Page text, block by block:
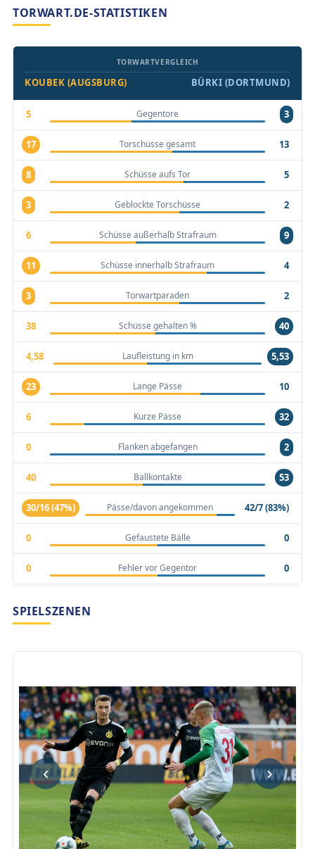
TORWART.DE-STATISTIKEN
KOUBEK (AUGSBURG)
TORWARTVERGLEICH
BÜRKI (DORTMUND)
5 Gegentore 3
17 Torschüsse gesamt 13
8 Schüsse aufs Tor 5
3 Geblockte Torschüsse 2
6 Schüsse außerhalb Strafraum 9
11 Schüsse innerhalb Strafraum 4
3 Torwartparaden 2
38 Schüsse gehalten % 40
4,58 Laufleistung in km 5,53
23 Lange Pässe 10
6 Kurze Pässe 32
0 Flanken abgefangen 2
40 Ballkontakte 53
30/16 (47%) Pässe/davon angekommen 42/7 (83%)
0 Gefaustete Bälle 0
0 Fehler vor Gegentor 0
SPIELSZENEN
‹ ›